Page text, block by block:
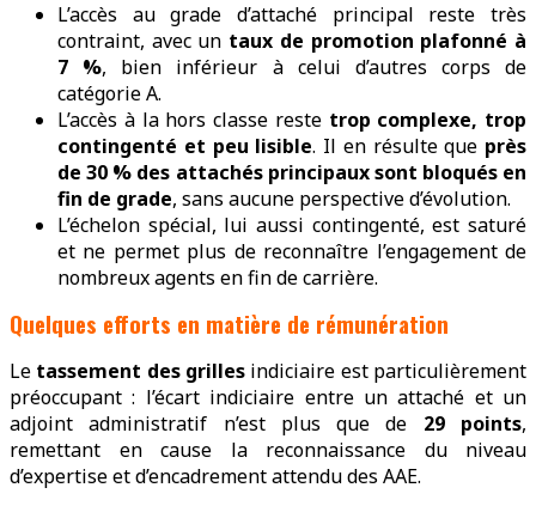
L’accès au grade d’attaché principal reste très
contraint, avec un taux de promotion plafonné à
7 %, bien inférieur à celui d’autres corps de
catégorie A.
L’accès à la hors classe reste trop complexe, trop
contingenté et peu lisible. Il en résulte que près
de 30 % des attachés principaux sont bloqués en
fin de grade, sans aucune perspective d’évolution.
L’échelon spécial, lui aussi contingenté, est saturé
et ne permet plus de reconnaître l’engagement de
nombreux agents en fin de carrière.
Quelques efforts en matière de rémunération
Le tassement des grilles indiciaire est particulièrement
préoccupant : l’écart indiciaire entre un attaché et un
adjoint administratif n’est plus que de 29 points,
remettant en cause la reconnaissance du niveau
d’expertise et d’encadrement attendu des AAE.